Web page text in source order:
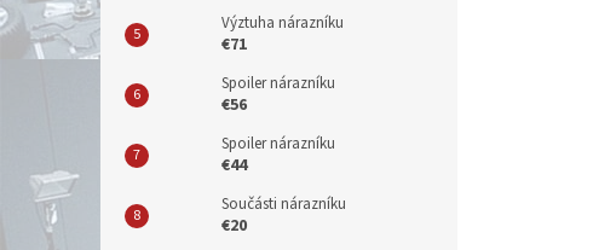
Výztuha nárazníku
€71
Spoiler nárazníku
€56
Spoiler nárazníku
€44
Součásti nárazníku
€20